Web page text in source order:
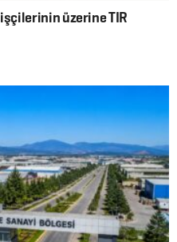
üzerine TIR